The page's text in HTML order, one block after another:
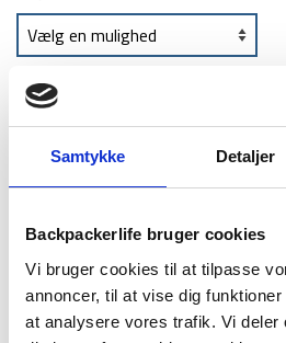
Samtykke Detaljer
Backpackerlife bruger cookies
Vi bruger cookies til at tilpasse
annoncer, til at vise dig
at analysere vores trafik. Vi deler
1-2 dages
Fri fragt